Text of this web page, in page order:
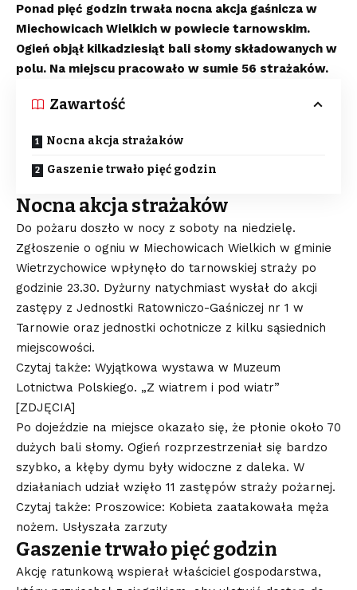
Ponad pięć godzin trwała nocna akcja gaśnicza w
Miechowicach Wielkich w powiecie tarnowskim.
Ogień objął kilkadziesiąt bali słomy składowanych w
polu. Na miejscu pracowało w sumie 56 strażaków.
Zawartość
Nocna akcja strażaków
Gaszenie trwało pięć godzin
Nocna akcja strażaków
Do pożaru doszło w nocy z soboty na niedzielę.
Zgłoszenie o ogniu w Miechowicach Wielkich w gminie
Wietrzychowice wpłynęło do tarnowskiej straży po
godzinie 23.30. Dyżurny natychmiast wysłał do akcji
zastępy z Jednostki Ratowniczo-Gaśniczej nr 1 w
Tarnowie oraz jednostki ochotnicze z kilku sąsiednich
miejscowości.
Czytaj także: Wyjątkowa wystawa w Muzeum
Lotnictwa Polskiego. „Z wiatrem i pod wiatr”
[ZDJĘCIA]
Po dojeździe na miejsce okazało się, że płonie około 70
dużych bali słomy. Ogień rozprzestrzeniał się bardzo
szybko, a kłęby dymu były widoczne z daleka. W
działaniach udział wzięło 11 zastępów straży pożarnej.
Czytaj także: Proszowice: Kobieta zaatakowała męża
nożem. Usłyszała zarzuty
Gaszenie trwało pięć godzin
Akcję ratunkową wspierał właściciel gospodarstwa,